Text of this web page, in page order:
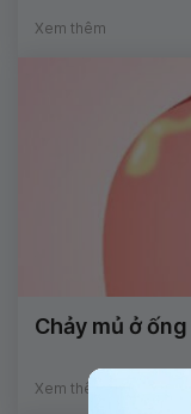
Xem thêm
Chảy mủ ở
Xem thêm